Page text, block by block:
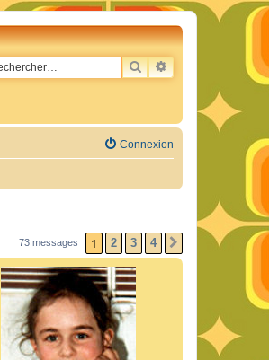
RECHERCHER
RECHERCHE
Connexion
73 messages 1 2 3 4 SUIVANT